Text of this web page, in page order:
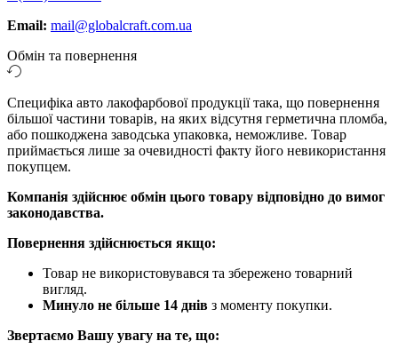
Email: mail@globalcraft.com.ua
Обмін та повернення
Специфіка авто лакофарбової продукції така, що повернення
більшої частини товарів, на яких відсутня герметична пломба,
або пошкоджена заводська упаковка, неможливе. Товар
приймається лише за очевидності факту його невикористання
покупцем.
Компанія здійснює обмін цього товару відповідно до вимог
законодавства.
Повернення здійснюється якщо:
Товар не використовувався та збережено товарний
вигляд.
Минуло не більше 14 днів з моменту покупки.
Звертаємо Вашу увагу на те, що: